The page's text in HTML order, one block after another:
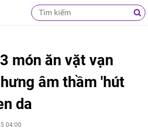
món ăn vặt vạn
âm thầm 'hút
da
04:00